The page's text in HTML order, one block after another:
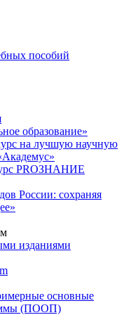
пособий
образование»
на лучшую научную
PROЗНАНИЕ
России: сохраняя
изданиями
основные
(ПООП)